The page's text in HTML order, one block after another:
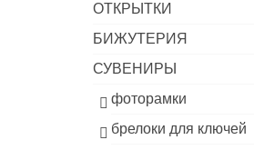
ОТКРЫТКИ
БИЖУТЕРИЯ
СУВЕНИРЫ
фоторамки
брелоки для ключей